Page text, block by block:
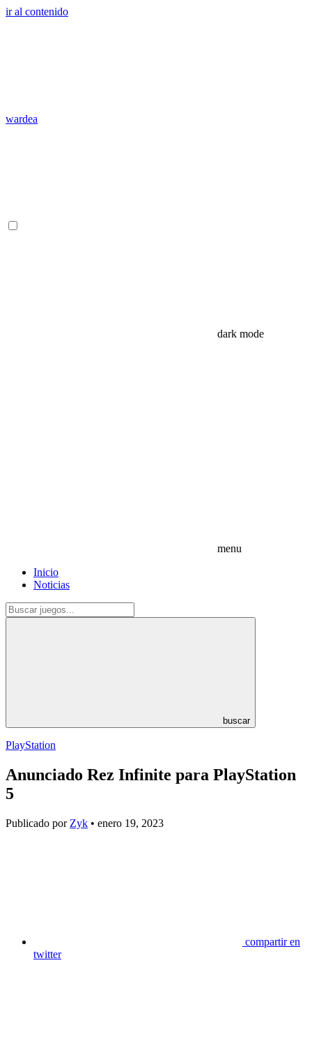
ir al contenido
wardea
dark mode
menu
Inicio
Noticias
buscar
PlayStation
Anunciado Rez Infinite para PlayStation
5
Publicado por Zyk • enero 19, 2023
compartir en
twitter